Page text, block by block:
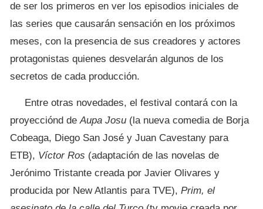
de ser los primeros en ver los episodios iniciales de
las series que causarán sensación en los próximos
meses, con la presencia de sus creadores y actores
protagonistas quienes desvelarán algunos de los
secretos de cada producción.
Entre otras novedades, el festival contará con la
proyecciónd deAupa Josu (la nueva comedia de Borja
Cobeaga, Diego San José y Juan Cavestany para
ETB), Víctor Ros (adaptación de las novelas de
Jerónimo Tristante creada por Javier Olivares y
producida por New Atlantis para TVE), Prim, el